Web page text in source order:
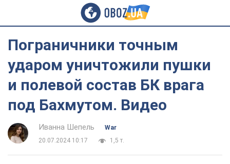
Пограничники точным
ударом уничтожили пушки
и полевой состав БК врага
под Бахмутом. Видео
Иванна Шепель
War
20.07.2024 10:17
1,5 т.